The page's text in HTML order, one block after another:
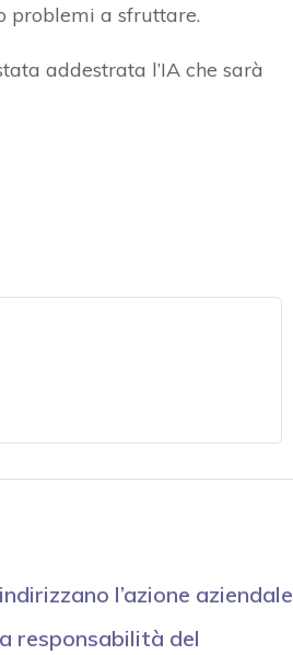
problemi a sfruttare.
addestrata l’IA che sarà
l’azione aziendale
responsabilità del